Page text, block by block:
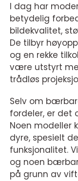
I dag har
betydelig
bildekvalitet,
De tilbyr
og en rekke
være utstyrt
trådløs
Selv om
fordeler, er det
Noen modeller
dyre, spesielt
funksjonalitet.
og noen
på grunn av